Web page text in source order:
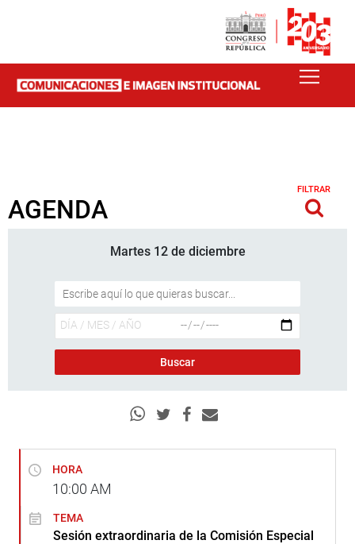
AGENDA
FILTRAR
Martes 12 de diciembre
HORA
10:00 AM
TEMA
Sesión extraordinaria de la Comisión Especial